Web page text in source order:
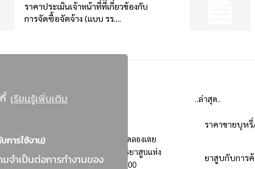
เรียนรู้เพิ่มเติม
การใช้งาน)
จำเป็นต่อการทำงานของ
ราคาประเมินเจ้าหน้าที่ที่เกี่ยวข้องกับ
การจัดซื้อจัดจ้าง (แบบ รร....
ถนนพระรามที่ 4 แขวงคลองเตย เขตคลองเตย
มหานคร 10110 ติดต่อประชาสัมพันธ์ การยาสูบแห่ง
ระเทศไทย Call center โทร. 0-2229-1000
..ล่าสุด..
ราคาขายบุหรี่
ยาสูบกับการ